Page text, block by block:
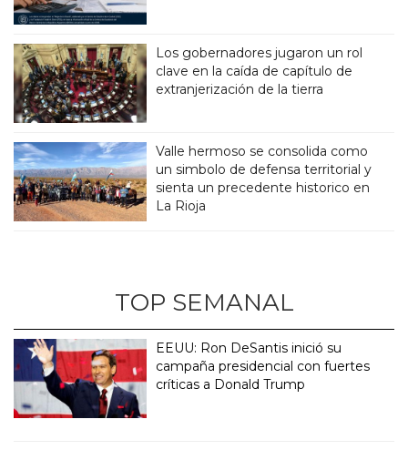
Los gobernadores jugaron un rol
clave en la caída de capítulo de
extranjerización de la tierra
Valle hermoso se consolida como
un simbolo de defensa territorial y
sienta un precedente historico en
La Rioja
TOP SEMANAL
EEUU: Ron DeSantis inició su
campaña presidencial con fuertes
críticas a Donald Trump